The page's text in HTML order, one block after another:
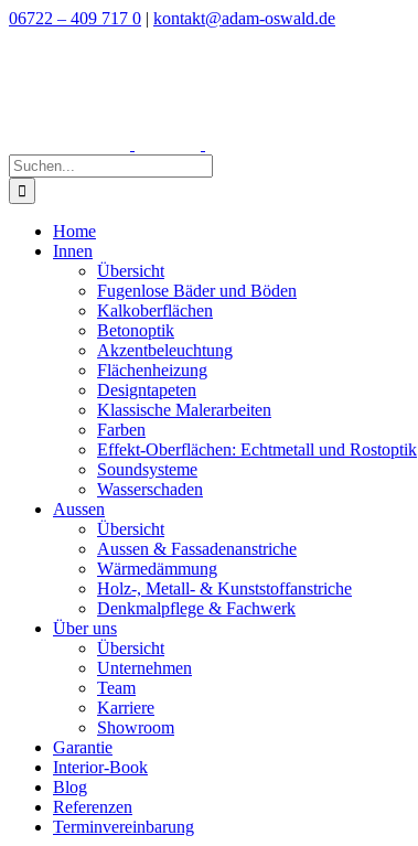
Zum
06722 – 409 717 0 | kontakt@adam-oswald.de
Suche
nach:
Home
Innen
Übersicht
Fugenlose Bäder und Böden
Kalkoberflächen
Betonoptik
Akzentbeleuchtung
Flächenheizung
Designtapeten
Klassische Malerarbeiten
Farben
Effekt-Oberflächen: Echtmetall und Rostoptik
Soundsysteme
Wasserschaden
Aussen
Übersicht
Aussen & Fassadenanstriche
Wärmedämmung
Holz-, Metall- & Kunststoffanstriche
Denkmalpflege & Fachwerk
Über uns
Übersicht
Unternehmen
Team
Karriere
Showroom
Garantie
Interior-Book
Blog
Referenzen
Terminvereinbarung